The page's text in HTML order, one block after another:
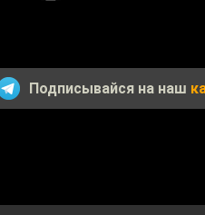
Подписывайся на наш